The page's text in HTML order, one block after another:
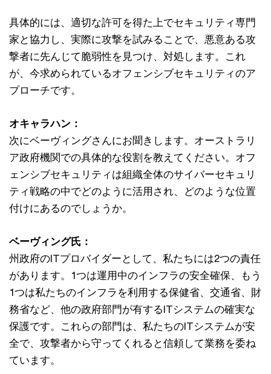
具体的には、適切な許可を得た上でセキュリティ専門
家と協力し、実際に攻撃を試みることで、悪意ある攻
撃者に先んじて脆弱性を見つけ、対処します。これ
が、今求められているオフェンシブセキュリティのア
プローチです。
オキャラハン：
次にベーヴィングさんにお聞きします。オーストラリ
ア政府機関での具体的な役割を教えてください。オフ
ェンシブセキュリティは組織全体のサイバーセキュリ
ティ戦略の中でどのように活用され、どのような位置
付けにあるのでしょうか。
ベーヴィング氏：
州政府のITプロバイダーとして、私たちには2つの責任
があります。1つは運用中のインフラの安全確保、もう
1つは私たちのインフラを利用する保健省、交通省、財
務省など、他の政府部門が有するITシステムの確実な
保護です。これらの部門は、私たちのITシステムが安
全で、攻撃者から守ってくれると信頼して業務を委ね
ています。